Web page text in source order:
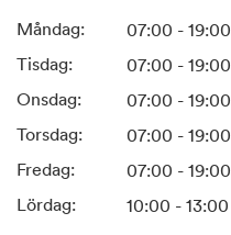
Måndag:
07:00 - 19:00
Tisdag:
07:00 - 19:00
Onsdag:
07:00 - 19:00
Torsdag:
07:00 - 19:00
Fredag:
07:00 - 19:00
Lördag:
10:00 - 13:00